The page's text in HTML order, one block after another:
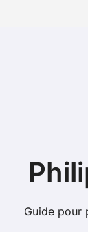
Guide pour